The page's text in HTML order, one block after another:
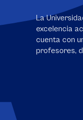
La
excelencia
cuenta con
profesores,